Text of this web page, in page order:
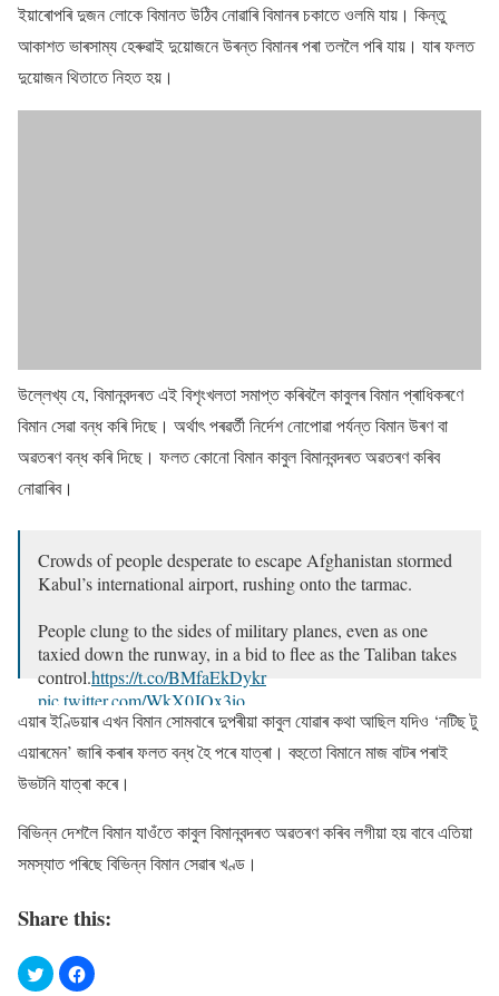
ইয়াৰোপৰি দুজন লোকে বিমানত উঠিব নোৱাৰি বিমানৰ চকাতে ওলমি যায়। কিন্তু
আকাশত ভাৰসাম্য হেৰুৱাই দুয়োজনে উৰন্ত বিমানৰ পৰা তললৈ পৰি যায়। যাৰ ফলত
দুয়োজন থিতাতে নিহত হয়।
উল্লেখ্য যে, বিমানবন্দৰত এই বিশৃংখলতা সমাপ্ত কৰিবলৈ কাবুলৰ বিমান প্ৰাধিকৰণে
বিমান সেৱা বন্ধ কৰি দিছে। অৰ্থাৎ পৰৱৰ্তী নিৰ্দেশ নোপোৱা পৰ্যন্ত বিমান উৰণ বা
অৱতৰণ বন্ধ কৰি দিছে। ফলত কোনো বিমান কাবুল বিমানবন্দৰত অৱতৰণ কৰিব
নোৱাৰিব।
Crowds of people desperate to escape Afghanistan stormed
Kabul’s international airport, rushing onto the tarmac.
People clung to the sides of military planes, even as one
taxied down the runway, in a bid to flee as the Taliban takes
control.https://t.co/BMfaEkDykr
pic.twitter.com/WkX0JQx3io
— The New York Times (@nytimes)
August 16, 2021
এয়াৰ ইণ্ডিয়াৰ এখন বিমান সোমবাৰে দুপৰীয়া কাবুল যোৱাৰ কথা আছিল যদিও ‘নটিছ টু
এয়াৰমেন’ জাৰি কৰাৰ ফলত বন্ধ হৈ পৰে যাত্ৰা। বহুতো বিমানে মাজ বাটৰ পৰাই
উভটনি যাত্ৰা কৰে।
বিভিন্ন দেশলৈ বিমান যাওঁতে কাবুল বিমানবন্দৰত অৱতৰণ কৰিব লগীয়া হয় বাবে এতিয়া
সমস্যাত পৰিছে বিভিন্ন বিমান সেৱাৰ খণ্ড।
Share this: